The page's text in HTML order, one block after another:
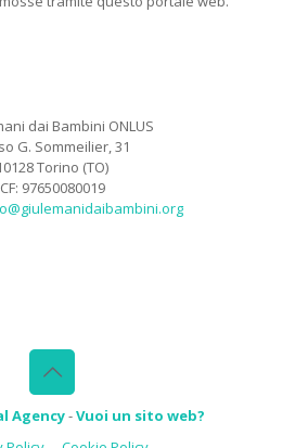
dai Bambini ONLUS
G. Sommeilier, 31
Torino (TO)
CF: 97650080019
Agency-Vuoi un sito web?